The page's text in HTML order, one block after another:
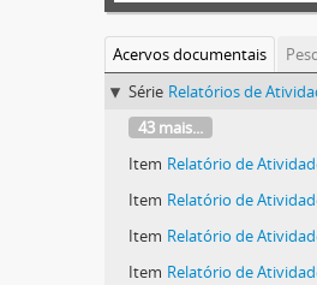
Acervos documentais
Série Relatórios de
43 mais...
Item Relatório de
Item Relatório de Atividades
Item Relatório de Atividades
Item Relatório de Atividades